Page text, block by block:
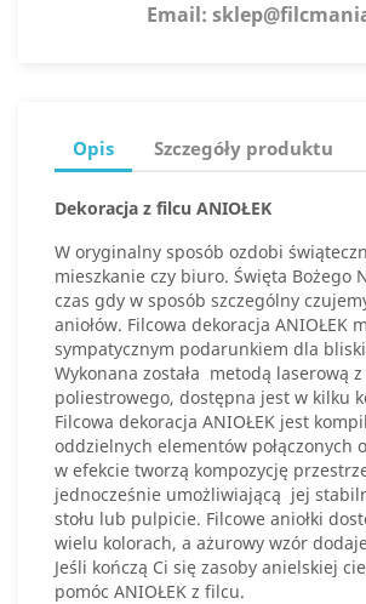
Email:
Opis Szczegóły produktu
Dekoracja z filcu ANIOŁEK
W oryginalny sposób ozdobi
mieszkanie czy biuro. Święta Bożego
czas gdy w sposób szczególny
aniołów. Filcowa dekoracja ANIOŁEK
sympatycznym podarunkiem dla
Wykonana została metodą laserową
poliestrowego, dostępna jest w kilku
Filcowa dekoracja ANIOŁEK jest
oddzielnych elementów połączonych
w efekcie tworzą kompozycję
jednocześnie umożliwiającą jej
stołu lub pulpicie. Filcowe aniołki
wielu kolorach, a ażurowy wzór
Jeśli kończą Ci się zasoby anielskiej
pomóc ANIOŁEK z filcu.